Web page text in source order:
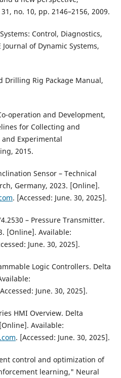
no. 10, pp. 2146–2156, 2009.
Control, Diagnostics,
of Dynamic Systems,
Drilling Rig Package Manual,
operation and Development,
for Collecting and
Experimental
2015.
Sensor – Technical
Germany, 2023. [Online].
. [Accessed: June. 30, 2025].
– Pressure Transmitter.
[Online]. Available:
June. 30, 2025].
Logic Controllers. Delta
June. 30, 2025].
HMI Overview. Delta
Available:
. [Accessed: June. 30, 2025].
control and optimization of
learning," Neural